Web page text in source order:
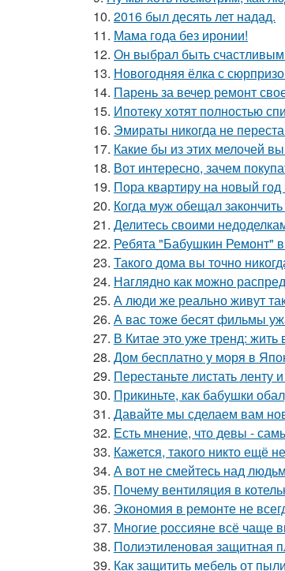
10. 2016 был десять лет надад.
11. Мама года без иронии!
12. Он выбрал быть
13. Новогодняя ёлка с
14. Парень за вечер ремонт
15. Ипотеку хотят полностью
16. Эмираты никогда не
17. Какие бы из этих мелочей
18. Вот интересно, зачем
19. Пора квартиру на новый год
20. Когда муж обещал
21. Делитесь своими
22. Ребята "Бабушкин Ремонт"
23. Такого дома вы точно
24. Наглядно как можно
25. А люди же реально живут
26. А вас тоже бесят фильмы
27. В Китае это уже тренд:
28. Дом бесплатно у моря в
29. Перестаньте листать
30. Прикиньте, как бабушки
31. Давайте мы сделаем вам
32. Есть мнение, что девы -
33. Кажется, такого никто ещё
34. А вот не смейтесь над
35. Почему вентиляция в
36. Экономия в ремонте не
37. Многие россияне всё чаще
38. Полиэтиленовая защитная
39. Как защитить мебель от